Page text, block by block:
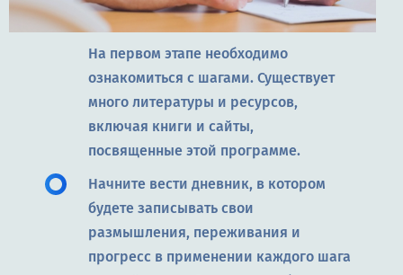
На первом этапе необходимо
ознакомиться с шагами. Существует
много литературы и ресурсов,
включая книги и сайты,
посвященные этой программе.
Начните вести дневник, в котором
будете записывать свои
размышления, переживания и
прогресс в применении каждого шага